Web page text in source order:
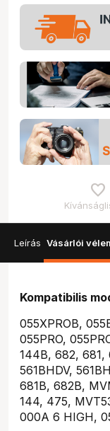
Leírás Vásárlói
Kompatibilis
055XPROB,
055PRO,
144B, 682,
561BHDV,
681B, 682B,
144, 475,
000A 6 HIGH,